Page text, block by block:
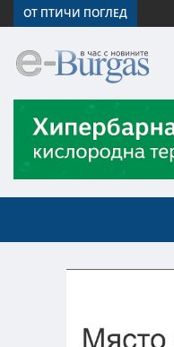
ОТ ПТИЧИ ПОГЛЕД